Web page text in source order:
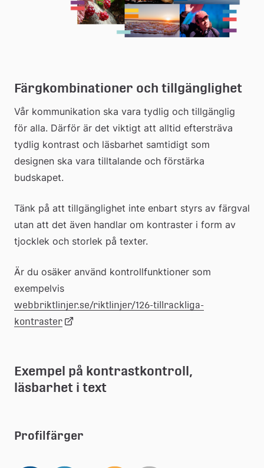
Färgkombinationer och tillgänglighet
Vår kommunikation ska vara tydlig och tillgänglig
för alla. Därför är det viktigt att alltid eftersträva
tydlig kontrast och läsbarhet samtidigt som
designen ska vara tilltalande och förstärka
budskapet.
Tänk på att tillgänglighet inte enbart styrs av färgval
utan att det även handlar om kontraster i form av
tjocklek och storlek på texter.
Är du osäker använd kontrollfunktioner som
exempelvis
webbriktlinjer.se/riktlinjer/126-tillrackliga-
kontraster Länk
extern
Exempel på kontrastkontroll,
läsbarhet i text
Profilfärger